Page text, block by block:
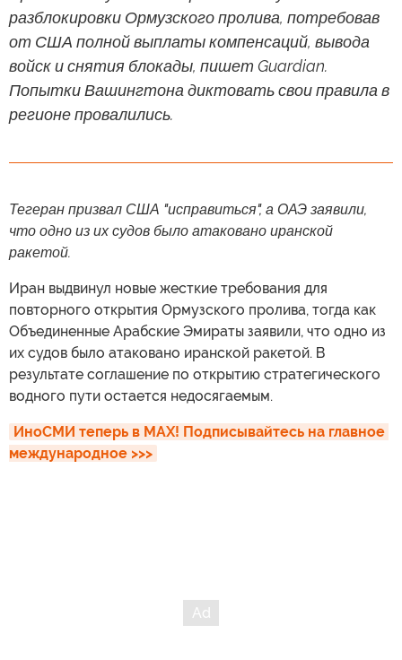
разблокировки Ормузского пролива, потребовав
от США полной выплаты компенсаций, вывода
войск и снятия блокады, пишет Guardian.
Попытки Вашингтона диктовать свои правила в
регионе провалились.
Тегеран призвал США "исправиться", а ОАЭ заявили,
что одно из их судов было атаковано иранской
ракетой.
Иран выдвинул новые жесткие требования для
повторного открытия Ормузского пролива, тогда как
Объединенные Арабские Эмираты заявили, что одно из
их судов было атаковано иранской ракетой. В
результате соглашение по открытию стратегического
водного пути остается недосягаемым.
ИноСМИ теперь в MAX! Подписывайтесь на главное
международное >>>